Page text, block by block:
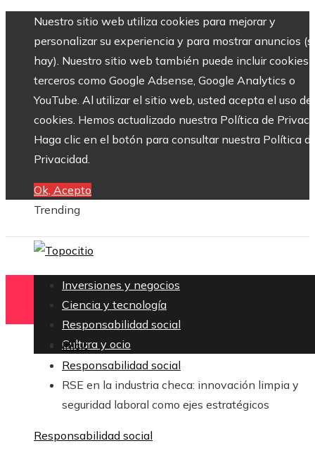
Nuestro sitio web utiliza cookies para mejorar y
personalizar su experiencia y para mostrar anuncios
hay). Nuestro sitio web también puede incluir cookies
terceros como Google Adsense, Google Analytics o
YouTube. Al utilizar el sitio web, usted acepta el uso de
cookies. Hemos actualizado nuestra Política de
Haga clic en el botón para consultar nuestra Política
Privacidad.
Ok, Acepto
Trending
Inversiones y negocios
Ciencia y tecnología
Responsabilidad social
Cultura y ocio
Inicio
Responsabilidad social
RSE en la industria checa: innovación limpia y
seguridad laboral como ejes estratégicos
Responsabilidad social